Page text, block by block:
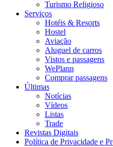
Turismo Religioso
Serviços
Hotéis & Resorts
Hostel
Aviação
Aluguel de carros
Vistos e passagens
WePlann
Comprar passagens
Últimas
Notícias
Vídeos
Listas
Trade
Revistas Digitais
Política de Privacidade e